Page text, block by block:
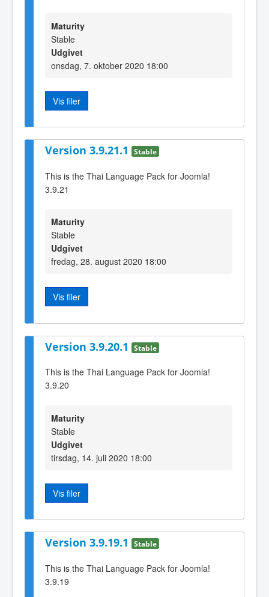
Maturity
Stable
Udgivet
onsdag, 7. oktober 2020 18:00
Vis filer
Version 3.9.21.1 Stable
This is the Thai Language Pack for Joomla!
3.9.21
Maturity
Stable
Udgivet
fredag, 28. august 2020 18:00
Vis filer
Version 3.9.20.1 Stable
This is the Thai Language Pack for Joomla!
3.9.20
Maturity
Stable
Udgivet
tirsdag, 14. juli 2020 18:00
Vis filer
Version 3.9.19.1 Stable
This is the Thai Language Pack for Joomla!
3.9.19